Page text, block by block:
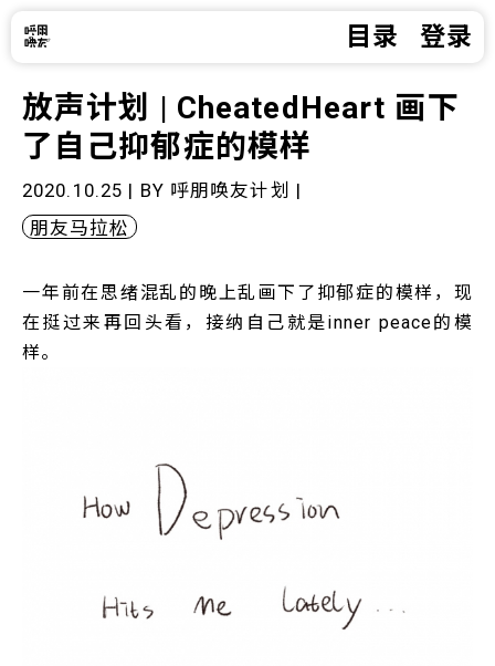
目录 登录
放声计划 | CheatedHeart 画下
了自己抑郁症的模样
2020.10.25 | BY 呼朋唤友计划 |
朋友马拉松
一年前在思绪混乱的晚上乱画下了抑郁症的模样，现
在挺过来再回头看，接纳自己就是inner peace的模
样。 ​​​​